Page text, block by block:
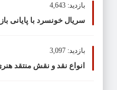
بازدید: 4,643
سریال خونسرد با پایانی
بازدید: 3,097
انواع نقد و نقش منتقد